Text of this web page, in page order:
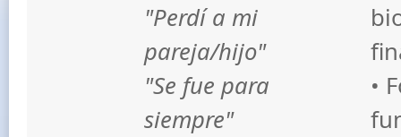
"Perdí a mi
pareja/hijo"
"Se fue para
siempre"
•